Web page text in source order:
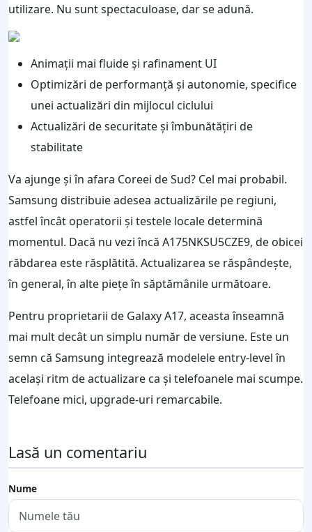
utilizare. Nu sunt spectaculoase, dar se adună.
Animații mai fluide și rafinament UI
Optimizări de performanță și autonomie, specifice
unei actualizări din mijlocul ciclului
Actualizări de securitate și îmbunătățiri de
stabilitate
Va ajunge și în afara Coreei de Sud? Cel mai probabil.
Samsung distribuie adesea actualizările pe regiuni,
astfel încât operatorii și testele locale determină
momentul. Dacă nu vezi încă A175NKSU5CZE9, de obicei
răbdarea este răsplătită. Actualizarea se răspândește,
în general, în alte piețe în săptămânile următoare.
Pentru proprietarii de Galaxy A17, aceasta înseamnă
mai mult decât un simplu număr de versiune. Este un
semn că Samsung integrează modelele entry-level în
același ritm de actualizare ca și telefoanele mai scumpe.
Telefoane mici, upgrade-uri remarcabile.
Lasă un comentariu
Nume